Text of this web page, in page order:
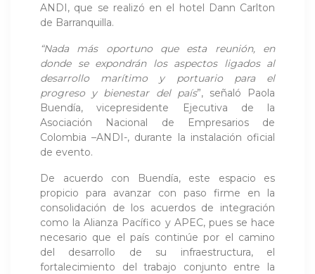
ANDI, que se realizó en el hotel Dann Carlton
de Barranquilla.
“Nada más oportuno que esta reunión, en
donde se expondrán los aspectos ligados al
desarrollo marítimo y portuario para el
progreso y bienestar del país”, señaló Paola
Buendía, vicepresidente Ejecutiva de la
Asociación Nacional de Empresarios de
Colombia –ANDI-, durante la instalación oficial
de evento.
De acuerdo con Buendía, este espacio es
propicio para avanzar con paso firme en la
consolidación de los acuerdos de integración
como la Alianza Pacífico y APEC, pues se hace
necesario que el país continúe por el camino
del desarrollo de su infraestructura, el
fortalecimiento del trabajo conjunto entre la